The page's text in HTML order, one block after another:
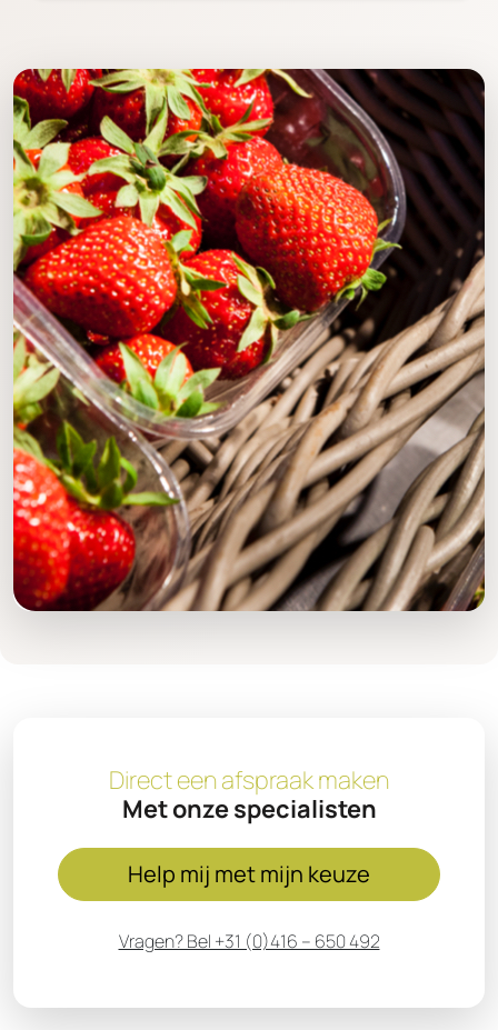
Direct een afspraak maken
Met onze specialisten
Help mij met mijn keuze
Vragen? Bel +31 (0)416 – 650 492